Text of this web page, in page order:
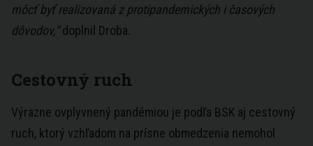
môcť byť realizovaná z protipandemických i časových
dôvodov,“doplnil Droba.
Cestovný ruch
Výrazne ovplyvnený pandémiou je podľa BSK aj cestovný
ruch, ktorý vzhľadom na prísne obmedzenia nemohol